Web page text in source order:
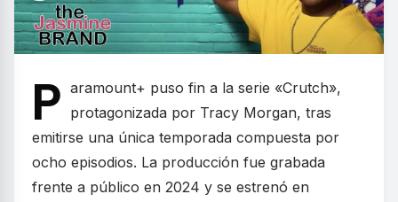
P aramount+ puso fin a la serie «Crutch»,
protagonizada por Tracy Morgan, tras
emitirse una única temporada compuesta por
ocho episodios. La producción fue grabada
frente a público en 2024 y se estrenó en